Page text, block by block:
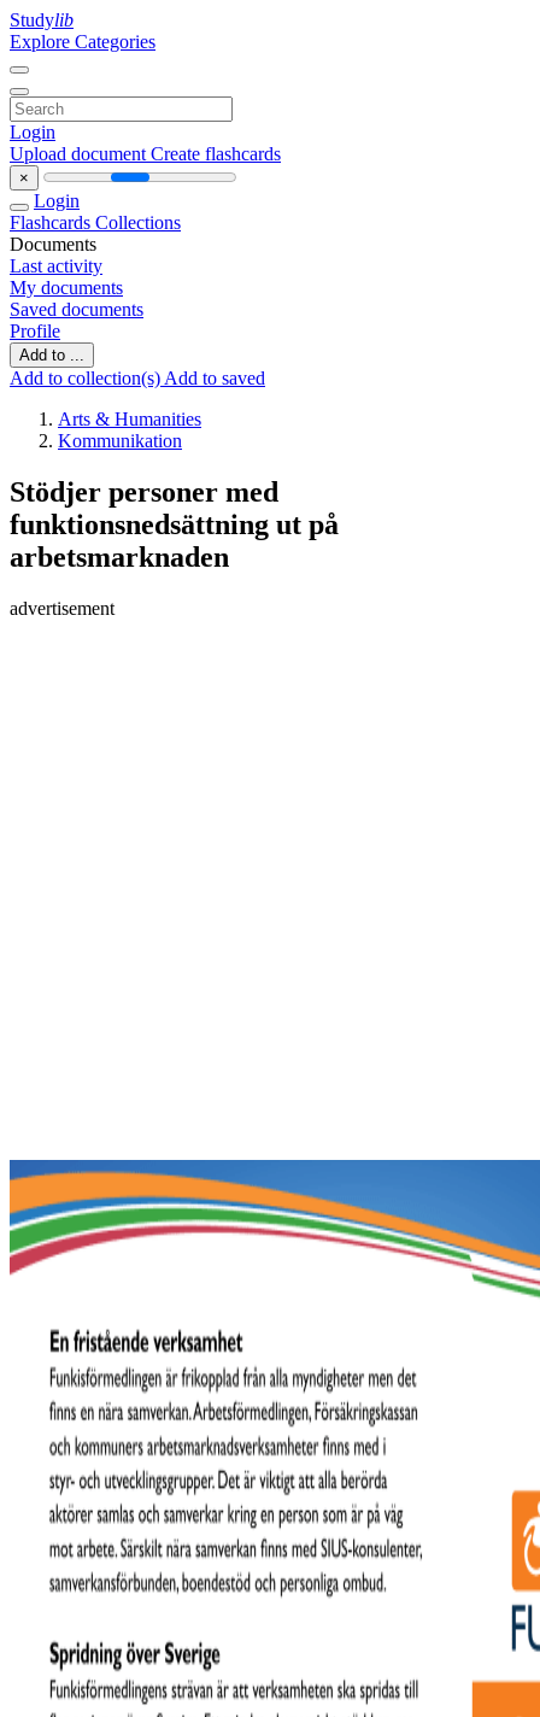
Studylib
Explore Categories
Login
Upload document Create flashcards
×
Login
Flashcards Collections
Documents
Last activity
My documents
Saved documents
Profile
Add to ...
Add to collection(s) Add to saved
Arts & Humanities
Kommunikation
Stödjer personer med
funktionsnedsättning ut på
arbetsmarknaden
advertisement